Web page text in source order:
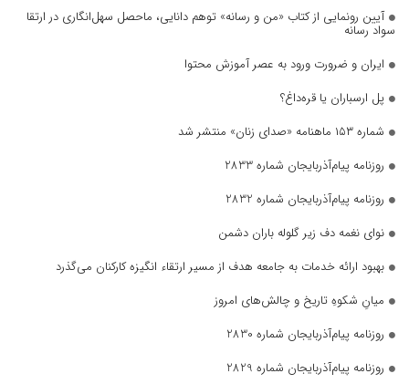
آیین رونمایی از کتاب «من و رسانه» توهم دانایی، ماحصل سهل‌انگاری در ارتقا
سواد رسانه
ایران و ضرورت ورود به عصر آموزش محتوا
پل ارسباران یا قره‌داغ؟
شماره ۱۵۳ ماهنامه «صدای زنان» منتشر شد
روزنامه پیام‌آذربایجان شماره 2833
روزنامه پیام‌آذربایجان شماره 2832
نوای نغمه دف زیر گلوله باران دشمن
بهبود ارائه خدمات به جامعه هدف از مسیر ارتقاء انگیزه کارکنان می‌گذرد
میانِ شکوهِ تاریخ و چالش‌های امروز
روزنامه پیام‌آذربایجان شماره 2830
روزنامه پیام‌آذربایجان شماره 2829